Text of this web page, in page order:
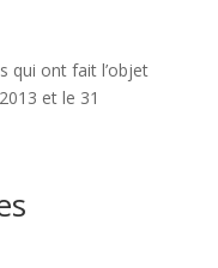
qui ont fait l’objet
et le 31